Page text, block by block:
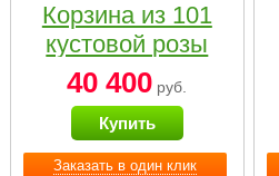
Заказать в один клик
Корзина из 101
кустовой розы
нежных тонов
40 400 руб.
Купить